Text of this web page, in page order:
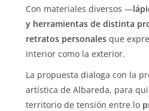
Con materiales diversos —
y herramientas de distinta
retratos personalesque
interior como la exterior.
La propuesta dialoga con la
artística de Albareda, para
territorio de tensión entre lo